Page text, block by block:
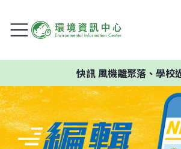
快訊風機離聚落、學校過